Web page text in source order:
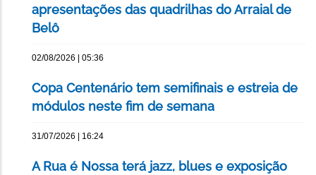
apresentações das quadrilhas do Arraial de
Belô
02/08/2026 | 05:36
Copa Centenário tem semifinais e estreia de
módulos neste fim de semana
31/07/2026 | 16:24
A Rua é Nossa terá jazz, blues e exposição